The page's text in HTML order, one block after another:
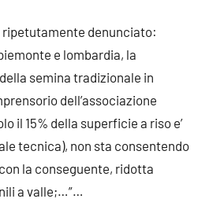
denunciato:
e lombardia, la
semina tradizionale in
dell’associazione
il 15% della superficie a riso e’
tecnica), non sta consentendo
la conseguente, ridotta
a valle;…”…